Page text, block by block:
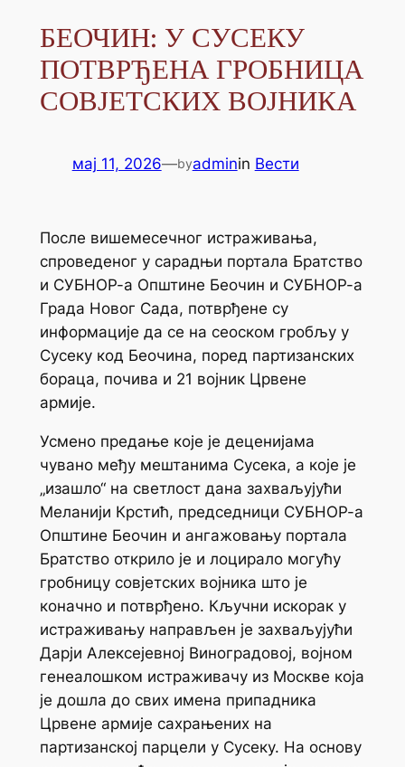
БЕОЧИН: У СУСЕКУ
ПОТВРЂЕНА ГРОБНИЦА
СОВЈЕТСКИХ ВОЈНИКА
мај 11, 2026—byadminin Вести
После вишемесечног истраживања,
спроведеног у сарадњи портала Братство
и СУБНОР-а Општине Беочин и СУБНОР-а
Града Новог Сада, потврђене су
информације да се на сеоском гробљу у
Сусеку код Беочина, поред партизанских
бораца, почива и 21 војник Црвене
армије.
Усмено предање које је деценијама
чувано међу мештанима Сусека, а које је
„изашло“ на светлост дана захваљујући
Меланији Крстић, председници СУБНОР-а
Општине Беочин и ангажовању портала
Братство открило је и лоцирало могућу
гробницу совјетских војника што је
коначно и потврђено. Кључни искорак у
истраживању направљен је захваљујући
Дарји Алексејевној Виноградовој, војном
генеалошком истраживачу из Москве која
је дошла до свих имена припадника
Црвене армије сахрањених на
партизанској парцели у Сусеку. На основу